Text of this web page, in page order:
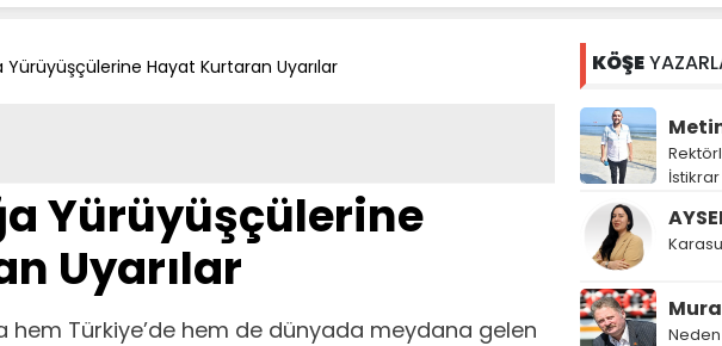
Yürüyüşçülerine Hayat Kurtaran Uyarılar
Yürüyüşçülerine
Uyarılar
hem Türkiye’de hem de dünyada meydana gelen
KÖŞE